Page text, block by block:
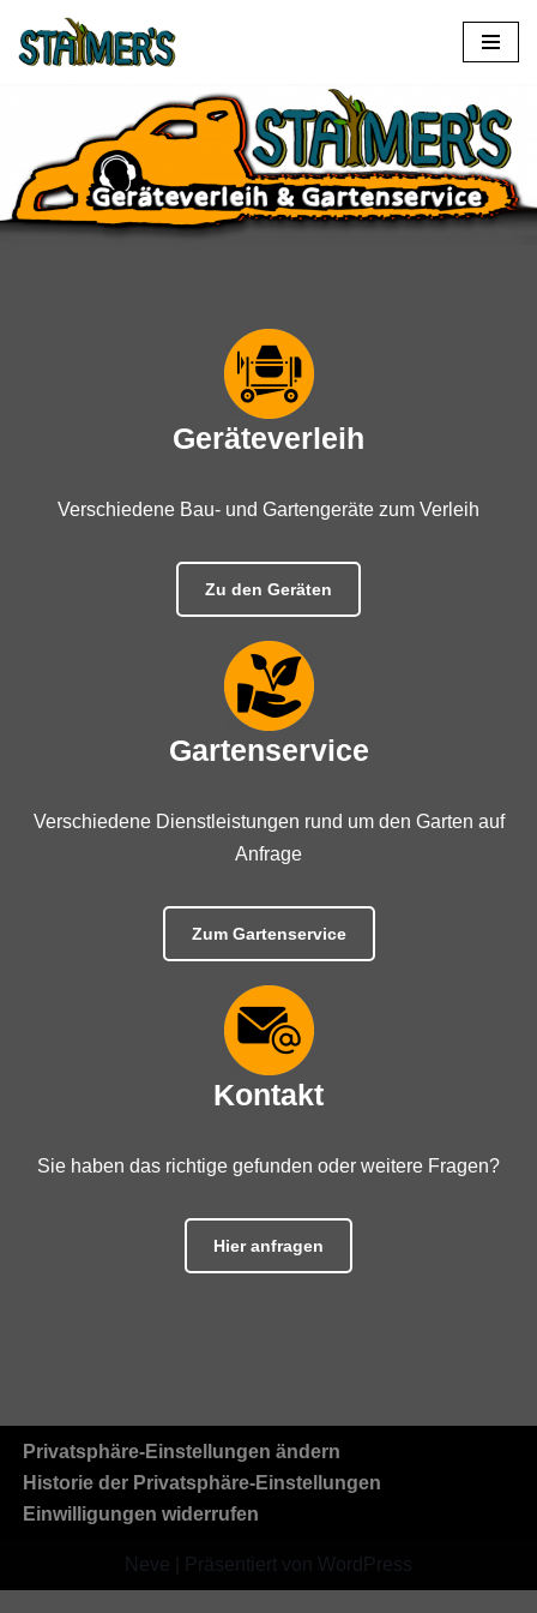
Zum
Geräteverleih
Verschiedene Bau- und Gartengeräte zum Verleih
Zu den Geräten
Gartenservice
Verschiedene Dienstleistungen rund um den Garten auf
Anfrage
Zum Gartenservice
Kontakt
Sie haben das richtige gefunden oder weitere Fragen?
Hier anfragen
Privatsphäre-Einstellungen ändern
Historie der Privatsphäre-Einstellungen
Einwilligungen widerrufen
Neve | Präsentiert von WordPress